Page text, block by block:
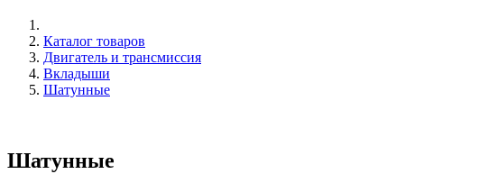
Каталог товаров
Двигатель и трансмиссия
Вкладыши
Шатунные
Шатунные